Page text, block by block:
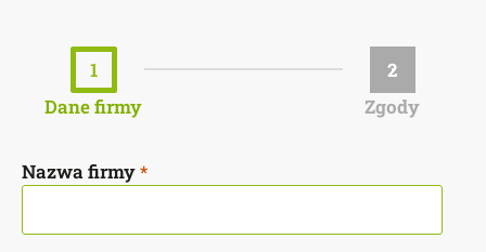
1
Dane firmy
2
Zgody
Nazwa firmy*